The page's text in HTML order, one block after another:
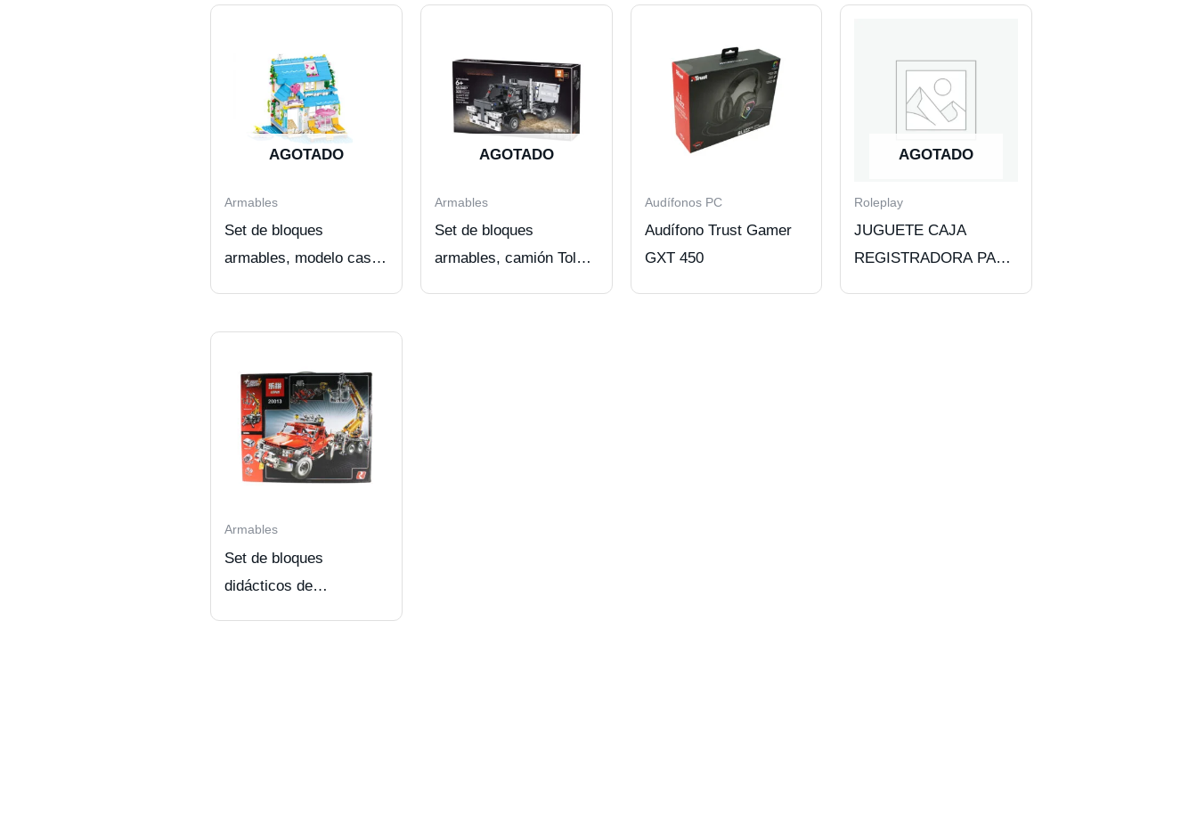
AGOTADO
Armables
Set de bloques
armables, modelo casa
AGOTADO
Armables
Set de bloques
armables, camión Tolva,
Audífonos PC
Audífono Trust Gamer
GXT 450
AGOTADO
Roleplay
JUGUETE CAJA
REGISTRADORA PARA
Armables
Set de bloques
didácticos de